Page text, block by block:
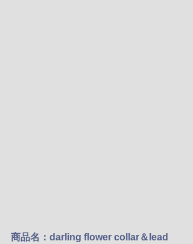
商品名：darling flower collar＆lead